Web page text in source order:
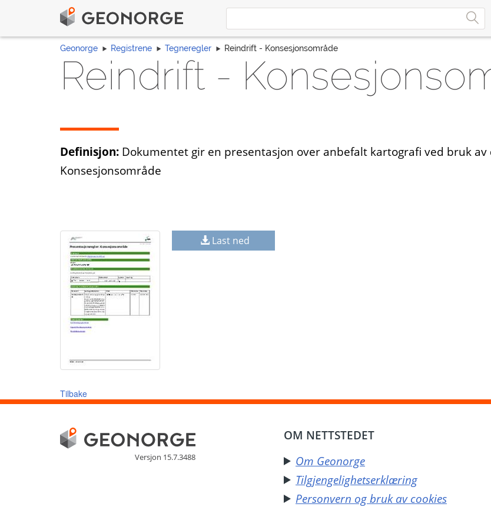
Geonorge Registrene Tegneregler Reindrift - Konsesjonsområde
Reindrift -
Definisjon: Dokumentet gir en presentasjon over anbefalt kartografi ved bruk
Konsesjonsområde
Last ned
Tilbake